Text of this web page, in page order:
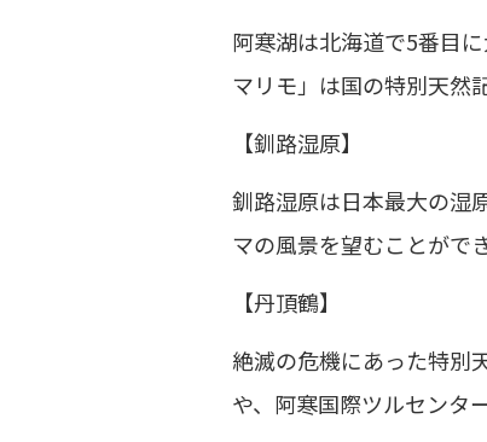
阿寒湖は北海道で5番目
マリモ」は国の特別天然
【釧路湿原】
釧路湿原は日本最大の湿
マの風景を望むことがで
【丹頂鶴】
絶滅の危機にあった特別
や、阿寒国際ツルセンタ